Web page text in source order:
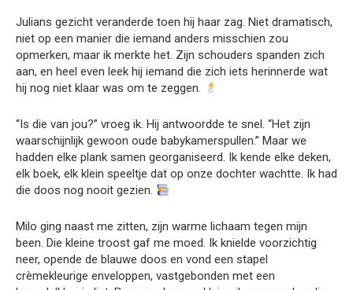
Julians gezicht veranderde toen hij haar zag. Niet dramatisch,
niet op een manier die iemand anders misschien zou
opmerken, maar ik merkte het. Zijn schouders spanden zich
aan, en heel even leek hij iemand die zich iets herinnerde wat
hij nog niet klaar was om te zeggen.
“Is die van jou?” vroeg ik. Hij antwoordde te snel. “Het zijn
waarschijnlijk gewoon oude babykamerspullen.” Maar we
hadden elke plank samen georganiseerd. Ik kende elke deken,
elk boek, elk klein speeltje dat op onze dochter wachtte. Ik had
die doos nog nooit gezien.
Milo ging naast me zitten, zijn warme lichaam tegen mijn
been. Die kleine troost gaf me moed. Ik knielde voorzichtig
neer, opende de blauwe doos en vond een stapel
crèmekleurige enveloppen, vastgebonden met een